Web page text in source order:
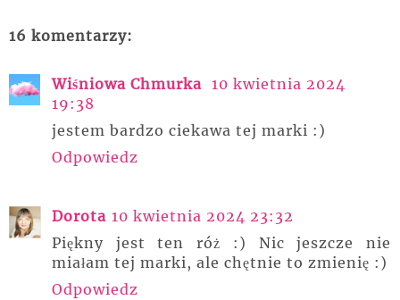
16 komentarzy:
Wiśniowa Chmurka 10 kwietnia 2024
19:38
jestem bardzo ciekawa tej marki :)
Odpowiedz
Dorota 10 kwietnia 2024 23:32
Piękny jest ten róż :) Nic jeszcze nie
miałam tej marki, ale chętnie to zmienię :)
Odpowiedz